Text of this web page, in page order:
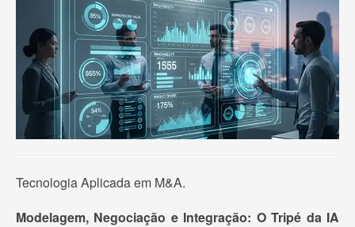
Tecnologia Aplicada em M&A.
Modelagem, Negociação e Integração: O Tripé da IA